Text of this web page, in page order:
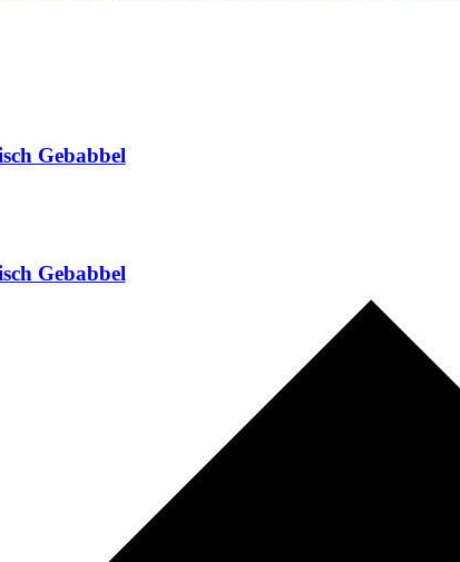
Gebabbel
Gebabbel